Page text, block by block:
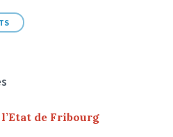
de Fribourg